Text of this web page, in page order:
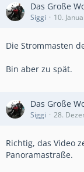
Das Große
Siggi 10.
Die Strommasten
Bin aber zu spät.
Das Große
Siggi 28.
Richtig, das Video
Panoramastraße.